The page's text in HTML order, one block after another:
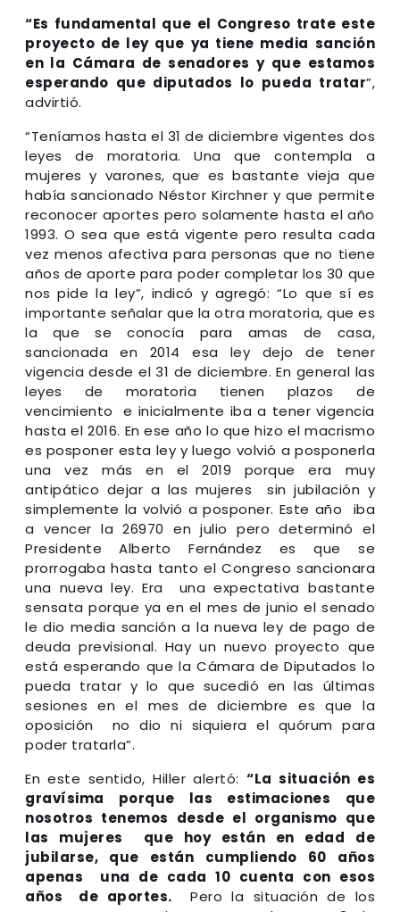
“Es fundamental que el Congreso trate este
proyecto de ley que ya tiene media sanción
en la Cámara de senadores y que estamos
esperando que diputados lo pueda tratar”,
advirtió.
“Teníamos hasta el 31 de diciembre vigentes dos
leyes de moratoria. Una que contempla a
mujeres y varones, que es bastante vieja que
había sancionado Néstor Kirchner y que permite
reconocer aportes pero solamente hasta el año
1993. O sea que está vigente pero resulta cada
vez menos afectiva para personas que no tiene
años de aporte para poder completar los 30 que
nos pide la ley”, indicó y agregó: “Lo que sí es
importante señalar que la otra moratoria, que es
la que se conocía para amas de casa,
sancionada en 2014 esa ley dejo de tener
vigencia desde el 31 de diciembre. En general las
leyes de moratoria tienen plazos de
vencimiento e inicialmente iba a tener vigencia
hasta el 2016. En ese año lo que hizo el macrismo
es posponer esta ley y luego volvió a posponerla
una vez más en el 2019 porque era muy
antipático dejar a las mujeres sin jubilación y
simplemente la volvió a posponer. Este año iba
a vencer la 26970 en julio pero determinó el
Presidente Alberto Fernández es que se
prorrogaba hasta tanto el Congreso sancionara
una nueva ley. Era una expectativa bastante
sensata porque ya en el mes de junio el senado
le dio media sanción a la nueva ley de pago de
deuda previsional. Hay un nuevo proyecto que
está esperando que la Cámara de Diputados lo
pueda tratar y lo que sucedió en las últimas
sesiones en el mes de diciembre es que la
oposición no dio ni siquiera el quórum para
poder tratarla”.
En este sentido, Hiller alertó:“La situación es
gravísima porque las estimaciones que
nosotros tenemos desde el organismo que
las mujeres que hoy están en edad de
jubilarse, que están cumpliendo 60 años
apenas una de cada 10 cuenta con esos
años de aportes. Pero la situación de los